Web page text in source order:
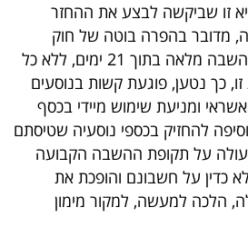
זו שביקשה לבצע את ההחזר
מדובר בהפרה בוטה של חוק
שירותי תעופה שמחייב השבה מלאה בתוך 21 ימים, ללא כל
כך נטען, פוגעת קשות בנוסעים
ומניעת שימוש מיידי בכסף
להחזיק בכספי נוסעיה שטיסתם
על תקופת ההשבה הקבועה
כדין על חשבונם והופכת את
הלכה למעשה, למקור מימון